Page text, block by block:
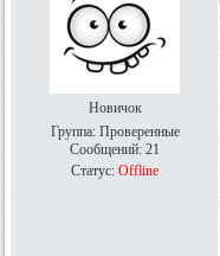
Новичок
Группа: Проверенные
Сообщений: 21
Статус: Offline